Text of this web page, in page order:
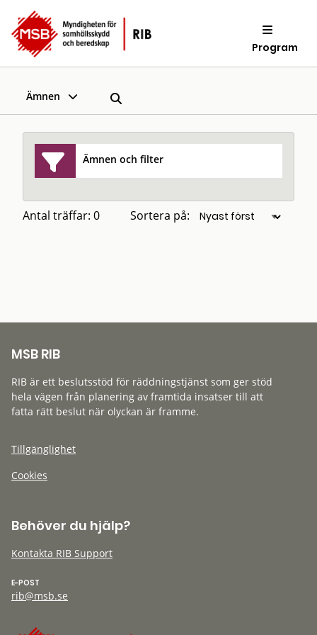
Program
Ämnen
Ämnen och filter
Antal träffar: 0 Sortera på:
MSB RIB
RIB är ett beslutsstöd för räddningstjänst som ger stöd
hela vägen från planering av framtida insatser till att
fatta rätt beslut när olyckan är framme.
Tillgänglighet
Cookies
Behöver du hjälp?
Kontakta RIB Support
E-POST
rib@msb.se